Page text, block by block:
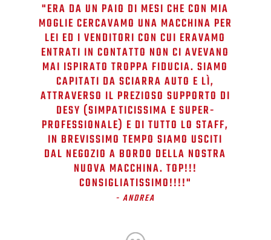
"ERA DA UN PAIO DI MESI CHE CON MIA
MOGLIE CERCAVAMO UNA MACCHINA PER
LEI ED I VENDITORI CON CUI ERAVAMO
ENTRATI IN CONTATTO NON CI AVEVANO
MAI ISPIRATO TROPPA FIDUCIA. SIAMO
CAPITATI DA SCIARRA AUTO E LÌ,
ATTRAVERSO IL PREZIOSO SUPPORTO DI
DESY (SIMPATICISSIMA E SUPER-
PROFESSIONALE) E DI TUTTO LO STAFF,
IN BREVISSIMO TEMPO SIAMO USCITI
DAL NEGOZIO A BORDO DELLA NOSTRA
NUOVA MACCHINA. TOP!!!
CONSIGLIATISSIMO!!!!​"
- ANDREA